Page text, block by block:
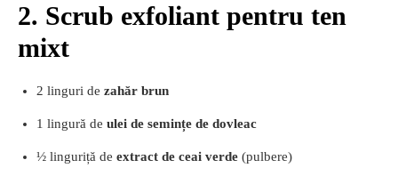
2. Scrub exfoliant pentru ten
mixt
2 linguri de zahăr brun
1 lingură de ulei de semințe de dovleac
½ linguriță de extract de ceai verde (pulbere)